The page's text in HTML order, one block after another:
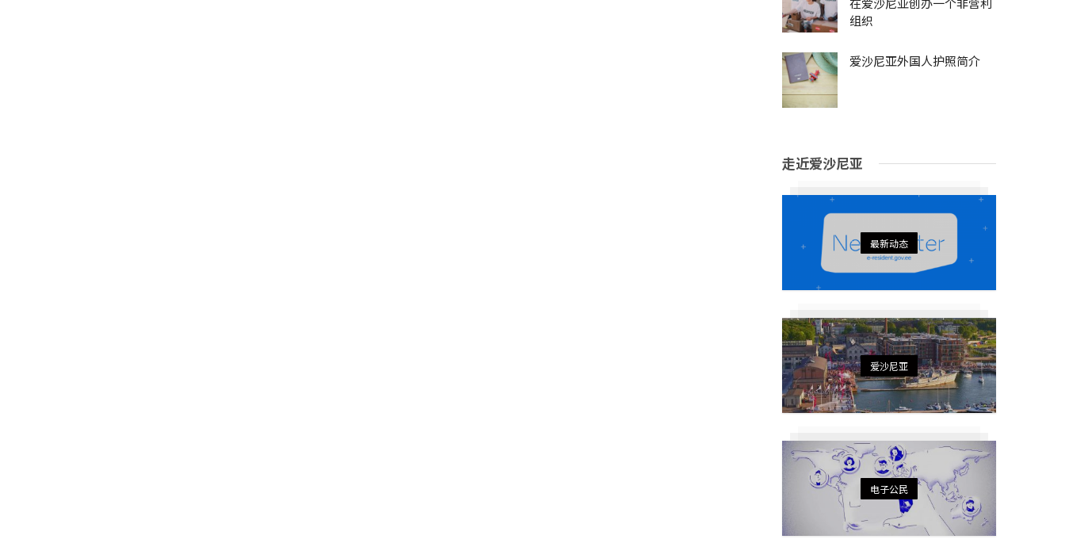
组织
爱沙尼亚外国人护照简介
走近爱沙尼亚
最新动态
爱沙尼亚
电子公民